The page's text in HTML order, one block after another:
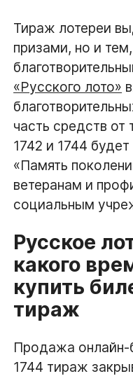
Тираж лотереи
призами, но и
«Русского лото»
часть средств
1742 и 1744
«Память
ветеранам и
социальным
Русское
какого
купить
тираж
Продажа онлайн-
1744 тираж